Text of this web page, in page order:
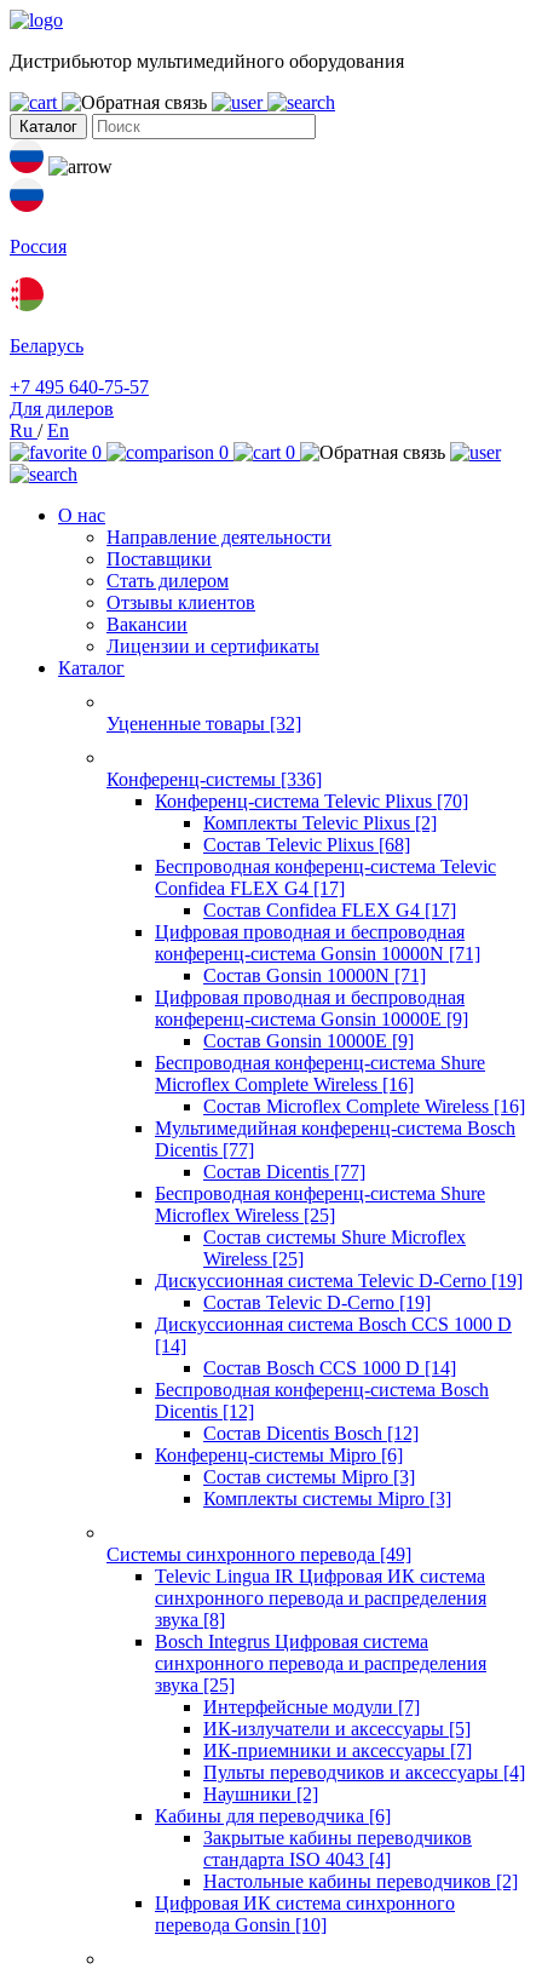
Дистрибьютор мультимедийного оборудования
Каталог
Россия
Беларусь
+7 495 640-75-57
Для дилеров
Ru /En
0
0 0
О нас
Направление деятельности
Поставщики
Стать дилером
Отзывы клиентов
Вакансии
Лицензии и сертификаты
Каталог
Уцененные товары [32]
Конференц-системы [336]
Конференц-система Televic Plixus [70]
Комплекты Televic Plixus [2]
Состав Televic Plixus [68]
Беспроводная конференц-система Televic
Confidea FLEX G4 [17]
Состав Confidea FLEX G4 [17]
Цифровая проводная и беспроводная
конференц-система Gonsin 10000N [71]
Состав Gonsin 10000N [71]
Цифровая проводная и беспроводная
конференц-система Gonsin 10000E [9]
Состав Gonsin 10000E [9]
Беспроводная конференц-система Shure
Microflex Complete Wireless [16]
Состав Microflex Complete Wireless [16]
Мультимедийная конференц-система Bosch
Dicentis [77]
Состав Dicentis [77]
Беспроводная конференц-система Shure
Microflex Wireless [25]
Состав системы Shure Microflex
Wireless [25]
Дискуссионная система Televic D-Cerno [19]
Состав Televic D-Cerno [19]
Дискуссионная система Bosch CCS 1000 D
[14]
Состав Bosch CCS 1000 D [14]
Беспроводная конференц-система Bosch
Dicentis [12]
Состав Dicentis Bosch [12]
Конференц-системы Mipro [6]
Состав системы Mipro [3]
Комплекты системы Mipro [3]
Системы синхронного перевода [49]
Televic Lingua IR Цифровая ИК система
синхронного перевода и распределения
звука [8]
Bosch Integrus Цифровая система
синхронного перевода и распределения
звука [25]
Интерфейсные модули [7]
ИК-излучатели и аксессуары [5]
ИК-приемники и аксессуары [7]
Пульты переводчиков и аксессуары [4]
Наушники [2]
Кабины для переводчика [6]
Закрытые кабины переводчиков
стандарта ISO 4043 [4]
Настольные кабины переводчиков [2]
Цифровая ИК система синхронного
перевода Gonsin [10]